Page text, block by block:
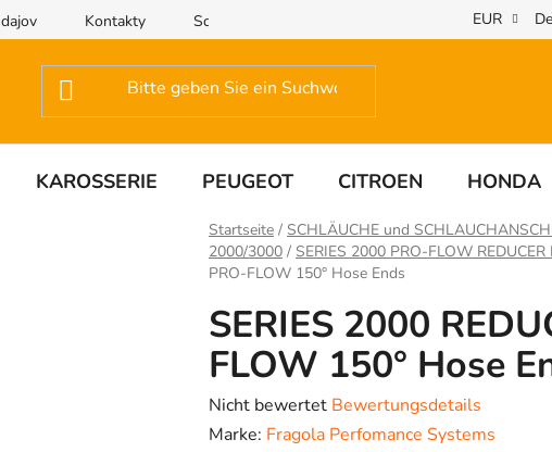
Kontakty Schreiben Sie uns EUR
KAROSSERIE PEUGEOT CITROEN HONDA
Startseite / SCHLÄUCHE und
2000/3000 / SERIES 2000 PRO-FLOW REDUCER
PRO-FLOW 150° Hose Ends
SERIES 2000
FLOW 150° Hose
Die
durchschnittliche
Nicht bewertet Bewertungsdetails
Marke: Fragola Perfomance Systems